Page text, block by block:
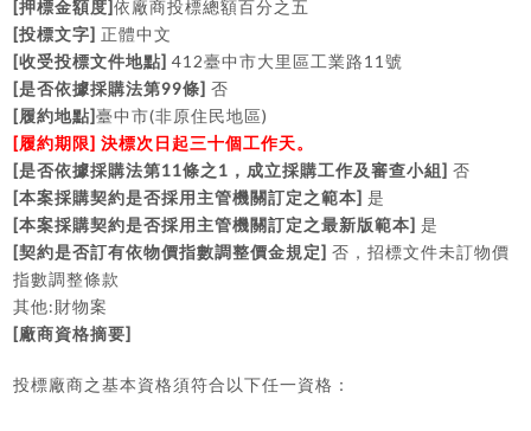
[押標金額度]依廠商投標總額百分之五
[投標文字] 正體中文
[收受投標文件地點] 412臺中市大里區工業路 11號
[是否依據採購法第99條] 否
[履約地點]臺中市(非原住民地區)
[履約期限]決標次日起三十個工作天。
[是否依據採購法第11條之 1 ，成立採購工作及審查小組 ] 否
[本案採購契約是否採用主管機關訂定之範本] 是
[本案採購契約是否採用主管機關訂定之最新版範本] 是
[契約是否訂有依物價指數調整價金規定] 否，招標文件未訂物價
指數調整條款
其他: 財物案
[廠商資格摘要]
投標廠商之基本資格須符合以下任一資格：